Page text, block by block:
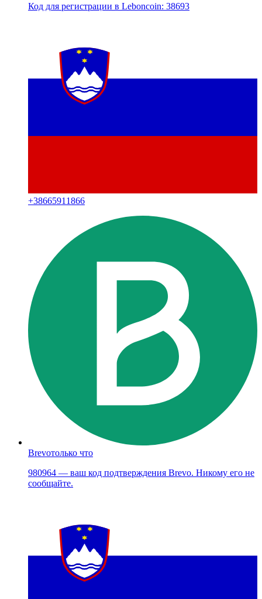
Код для регистрации в Leboncoin: 38693
+38665911866
Brevoтолько что
980964 — ваш код подтверждения Brevo. Никому его не
сообщайте.